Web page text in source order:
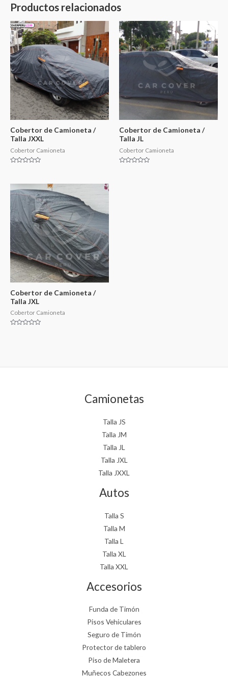
Productos relacionados
Cobertor de Camioneta /
Talla JXXL
Cobertor Camioneta
de
5
Cobertor de Camioneta /
Talla JL
Cobertor Camioneta
Cobertor de Camioneta /
Talla JXL
Cobertor Camioneta
Camionetas
Talla JS
Talla JM
Talla JL
Talla JXL
Talla JXXL
Autos
Talla S
Talla M
Talla L
Talla XL
Talla XXL
Accesorios
Funda de Timón
Pisos Vehiculares
Seguro de Timón
Protector de tablero
Piso de Maletera
Muñecos Cabezones